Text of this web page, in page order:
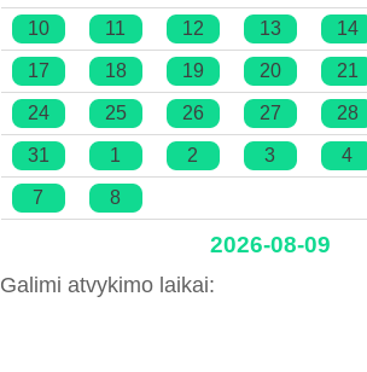
10 11 12 13 14
17 18 19 20 21
24 25 26 27 28
31 1 2 3 4
7 8
2026-08-09
Galimi atvykimo laikai: